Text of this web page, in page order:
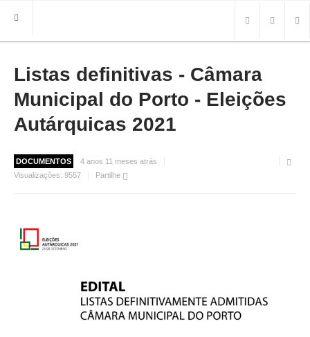
HOME
FREGUESIA
INFO
MAPA
ROTEIRO TURÍSTICO
IMPRENSA
Listas definitivas - Câmara
Municipal do Porto - Eleições
Autárquicas 2021
DOCUMENTOS
4 anos 11 meses atrás
Visualizações: 9557 Partilhe